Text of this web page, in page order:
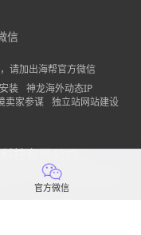
们第一时间联系到
信
请加出海帮官方微信
装
神龙海外动态IP
卖家参谋 独立站网站建设
技有限公司
13 隐私政策
官方微信